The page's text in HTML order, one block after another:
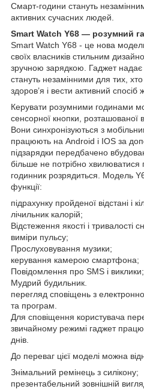
Смарт-години стануть
активних сучасних людей.
Smart Watch Y68 — розумний
Smart Watch Y68 - це нова
своїх власників стильним
зручною зарядкою. Гаджет надає
стануть незамінними для тих,
здоров’я і вести активний спосіб
Керувати розумними годинами
сенсорної кнопки, розташованої
Вони синхронізуються з
працюють на Android і IOS за
підзарядки передбачено
більше не потрібно
годинник розрядиться. Модель
функції:
підрахунку пройденої відстані і
лічильник калорій;
Відстеження якості і тривалості
виміри пульсу;
Прослуховування музики;
керування камерою смартфона;
Повідомлення про SMS і виклики;
Мудрий будильник.
перегляд сповіщень з
та програм.
Для сповіщення користувача
звичайному режимі гаджет
днів.
До переваг цієї моделі можна
Знімальний ремінець з силікону;
презентабельний зовнішній